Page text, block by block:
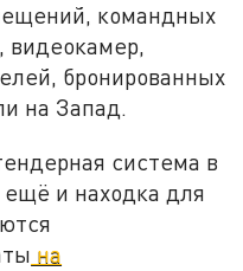
командных
видеокамер,
бронированных
на Запад.
система в
и находка для
на